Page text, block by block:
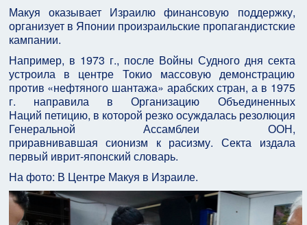
Макуя оказывает Израилю финансовую поддержку,
организует в Японии произраильские пропагандистские
кампании.
Например, в 1973 г., после Войны Судного дня секта
устроила в центре Токио массовую демонстрацию
против «нефтяного шантажа» арабских стран, а в 1975
г. направила в Организацию Объединенных
Наций петицию, в которой резко осуждалась резолюция
Генеральной Ассамблеи ООН,
приравнивавшая сионизм к расизму. Секта издала
первый иврит-японский словарь.
На фото: В Центре Макуя в Израиле.